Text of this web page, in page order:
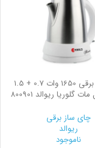
چای ساز برقی 1650 وات 0.7 + 1.5
گلوریا ریوالد 800901
چای ساز برقی
ریوالد
ناموجود